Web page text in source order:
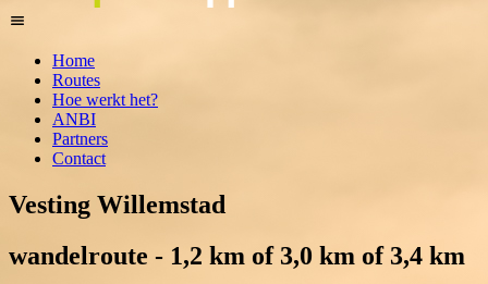
Home
Routes
Hoe werkt het?
ANBI
Partners
Contact
Vesting Willemstad
wandelroute - 1,2 km of 3,0 km of 3,4 km